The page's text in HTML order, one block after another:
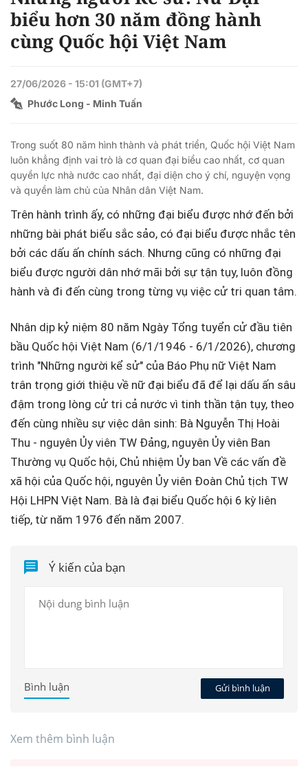
Time
biểu hơn 30 năm đồng hành
cùng Quốc hội Việt Nam
27/06/2026 - 15:01 (GMT+7)
Phước Long - Minh Tuấn
Trong suốt 80 năm hình thành và phát triển, Quốc hội Việt Nam
luôn khẳng định vai trò là cơ quan đại biểu cao nhất, cơ quan
quyền lực nhà nước cao nhất, đại diện cho ý chí, nguyện vọng
và quyền làm chủ của Nhân dân Việt Nam.
Trên hành trình ấy, có những đại biểu được nhớ đến bởi
những bài phát biểu sắc sảo, có đại biểu được nhắc tên
bởi các dấu ấn chính sách. Nhưng cũng có những đại
biểu được người dân nhớ mãi bởi sự tận tụy, luôn đồng
hành và đi đến cùng trong từng vụ việc cử tri quan tâm.
Nhân dịp kỷ niệm 80 năm Ngày Tổng tuyển cử đầu tiên
bầu Quốc hội Việt Nam (6/1/1946 - 6/1/2026), chương
trình "Những người kể sử" của Báo Phụ nữ Việt Nam
trân trọng giới thiệu về nữ đại biểu đã để lại dấu ấn sâu
đậm trong lòng cử tri cả nước vì tinh thần tận tụy, theo
đến cùng nhiều sự việc dân sinh: Bà Nguyễn Thị Hoài
Thu - nguyên Ủy viên TW Đảng, nguyên Ủy viên Ban
Thường vụ Quốc hội, Chủ nhiệm Ủy ban Về các vấn đề
xã hội của Quốc hội, nguyên Ủy viên Đoàn Chủ tịch TW
Hội LHPN Việt Nam. Bà là đại biểu Quốc hội 6 kỳ liên
tiếp, từ năm 1976 đến năm 2007.
Ý kiến của bạn
Gửi bình luận
Bình luận
Xem thêm bình luận